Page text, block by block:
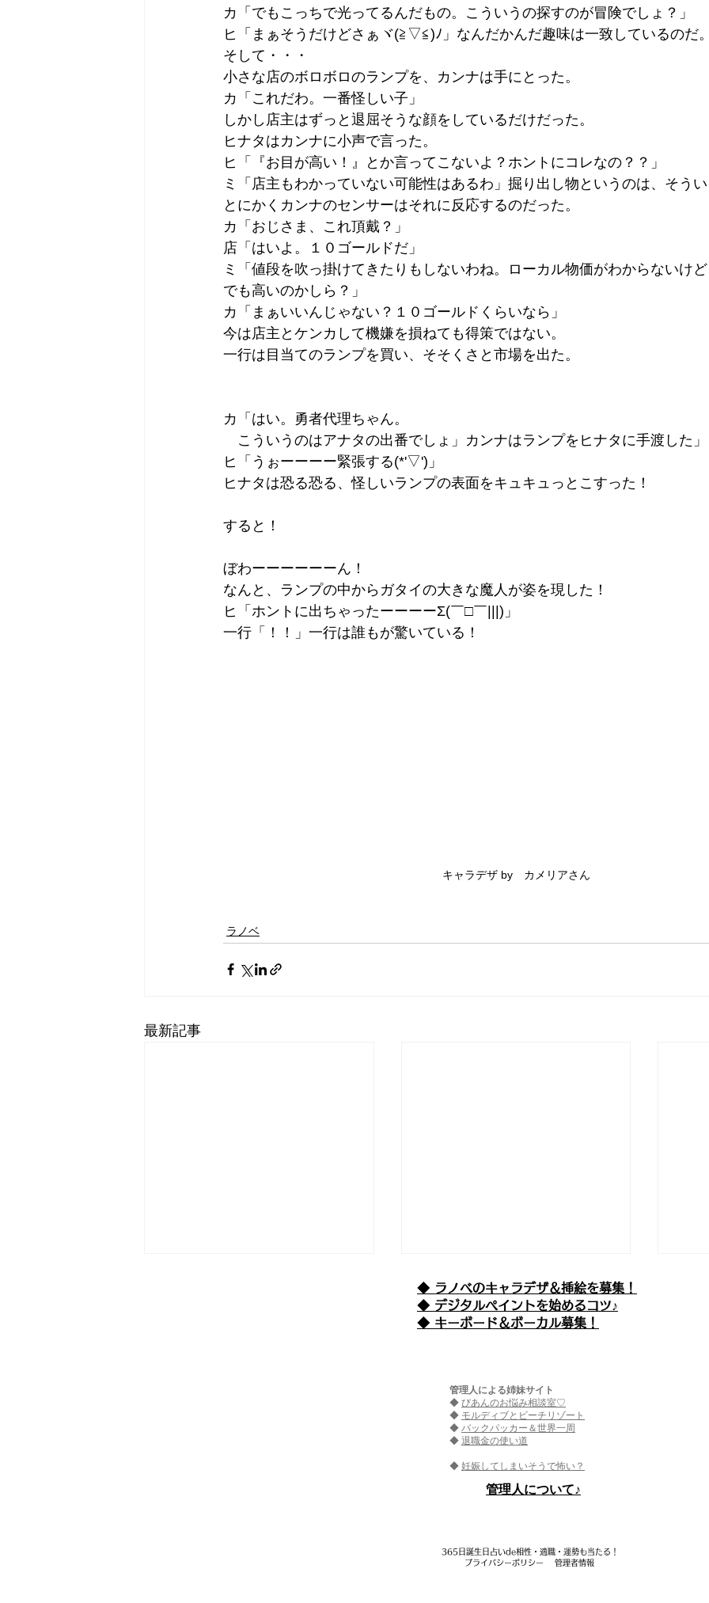
カ「でもこっちで光ってるんだもの。こういうの探すのが冒険でしょ？」
ヒ「まぁそうだけどさぁヾ(≧▽≦)ﾉ」なんだかんだ趣味は一致しているのだ。
そして・・・
小さな店のボロボロのランプを、カンナは手にとった。
カ「これだわ。一番怪しい子」
しかし店主はずっと退屈そうな顔をしているだけだった。
ヒナタはカンナに小声で言った。
ヒ「『お目が高い！』とか言ってこないよ？ホントにコレなの？？」
ミ「店主もわかっていない可能性はあるわ」掘り出し物というのは、そうい
とにかくカンナのセンサーはそれに反応するのだった。
カ「おじさま、これ頂戴？」
店「はいよ。１０ゴールドだ」
ミ「値段を吹っ掛けてきたりもしないわね。ローカル物価がわからないけ
でも高いのかしら？」
カ「まぁいいんじゃない？１０ゴールドくらいなら」
今は店主とケンカして機嫌を損ねても得策ではない。
一行は目当てのランプを買い、そそくさと市場を出た。
カ「はい。勇者代理ちゃん。
こういうのはアナタの出番でしょ」カンナはランプをヒナタに手渡した」
ヒ「うぉーーーー緊張する(*'▽')」
ヒナタは恐る恐る、怪しいランプの表面をキュキュっとこすった！
すると！
ぼわーーーーーーん！
なんと、ランプの中からガタイの大きな魔人が姿を現した！
ヒ「ホントに出ちゃったーーーーΣ(￣□￣|||)」
一行「！！」一行は誰もが驚いている！
キャラデザ by　カメリアさん
ラノベ
最新記事
えぴそーど９９ 『魔王が女
の子ってマジなの!?(仮) -も
の言わぬ革命者-』
◆ ラノベのキャラデザ＆挿絵を募集！
​◆ デジタルペイントを始めるコツ♪
◆ キーボード＆ボーカル募集！
管理人による姉妹サイト
◆ びあんのお悩み相談室♡
◆ モルディブとビーチリゾート
◆ バックパッカー＆世界一周
◆ 退職金の使い道
◆ 妊娠してしまいそうで怖い？
​管理人について♪
365日誕生日占いde相性・適職・​運勢も当たる！
プライバシーポリシー
管理者情報